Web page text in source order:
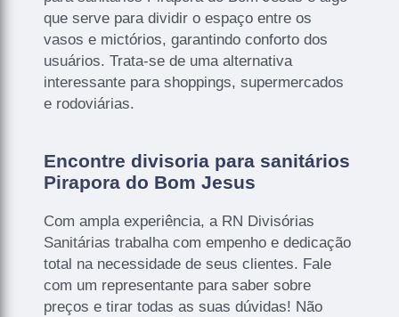
que serve para dividir o espaço entre os
vasos e mictórios, garantindo conforto dos
usuários. Trata-se de uma alternativa
interessante para shoppings, supermercados
e rodoviárias.
Encontre divisoria para sanitários
Pirapora do Bom Jesus
Com ampla experiência, a RN Divisórias
Sanitárias trabalha com empenho e dedicação
total na necessidade de seus clientes. Fale
com um representante para saber sobre
preços e tirar todas as suas dúvidas! Não